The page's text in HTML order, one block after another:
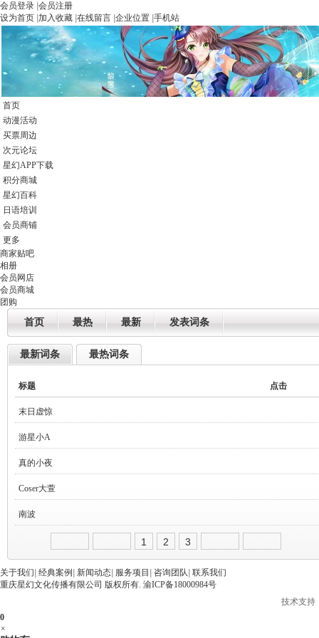
会员登录 会员注册
设为首页 加入收藏 在线留言 企业位置 手机站
首页
动漫活动
买票周边
次元论坛
星幻APP下载
积分商城
星幻百科
日语培训
会员商铺
更多
商家贴吧
相册
会员网店
会员商城
团购
首页 最热 最新 发表词条
最新词条 最热词条
标题 点击
末日虚惊
2369
2019-03-12 18:40:58
管理员
游星小A
2429
2018-03-04 18:14:18
管理员
真的小夜
2666
2018-01-24 23:52:23
管理员
Coser大萱
管理员
南波
2018-01-27 01:12:40
1 2 3
关于我们 经典案例 新闻动态 服务项目 咨询团队 联系我们
重庆星幻文化传播有限公司 版权所有. 渝ICP备18000984号
技术支持
0
×